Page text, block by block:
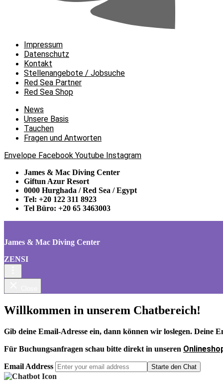
Impressum
Datenschutz
Kontakt
Stellenangebote / Jobsuche
Red Sea Partner
Red Sea Shop
News
Unsere Basis
Tauchen
Fragen und Antworten
Envelope Facebook Youtube Instagram
James & Mac Diving Center
Giftun Azur Resort
0000 Hurghada / Red Sea / Egypt
Tel: +20 122 311 8923
Tel Büro: +20 65 3463003
James & Mac Diving Center
ZENSI
Willkommen in unserem Chatbereich!
Gib deine Email-Adresse ein, dann können wir loslegen. Deine
Für Buchungsanfragen schau bitte direkt in unseren
Email Address Starte den Chat